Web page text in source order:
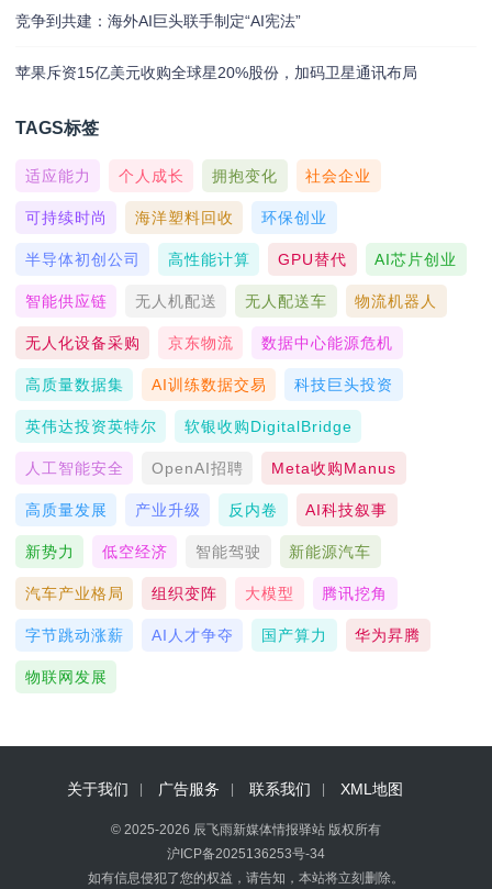
竞争到共建：海外AI巨头联手制定“AI宪法”
苹果斥资15亿美元收购全球星20%股份，加码卫星通讯布局
TAGS标签
适应能力 个人成长 拥抱变化 社会企业
可持续时尚 海洋塑料回收 环保创业
半导体初创公司 高性能计算 GPU替代 AI芯片创业
智能供应链 无人机配送 无人配送车 物流机器人
无人化设备采购 京东物流 数据中心能源危机
高质量数据集 AI训练数据交易 科技巨头投资
英伟达投资英特尔 软银收购DigitalBridge
人工智能安全 OpenAI招聘 Meta收购Manus
高质量发展 产业升级 反内卷 AI科技叙事
新势力 低空经济 智能驾驶 新能源汽车
汽车产业格局 组织变阵 大模型 腾讯挖角
字节跳动涨薪 AI人才争夺 国产算力 华为昇腾
物联网发展
关于我们 广告服务 联系我们 XML地图
© 2025-2026 辰飞雨新媒体情报驿站 版权所有
沪ICP备2025136253号-34
如有信息侵犯了您的权益，请告知，本站将立刻删除。